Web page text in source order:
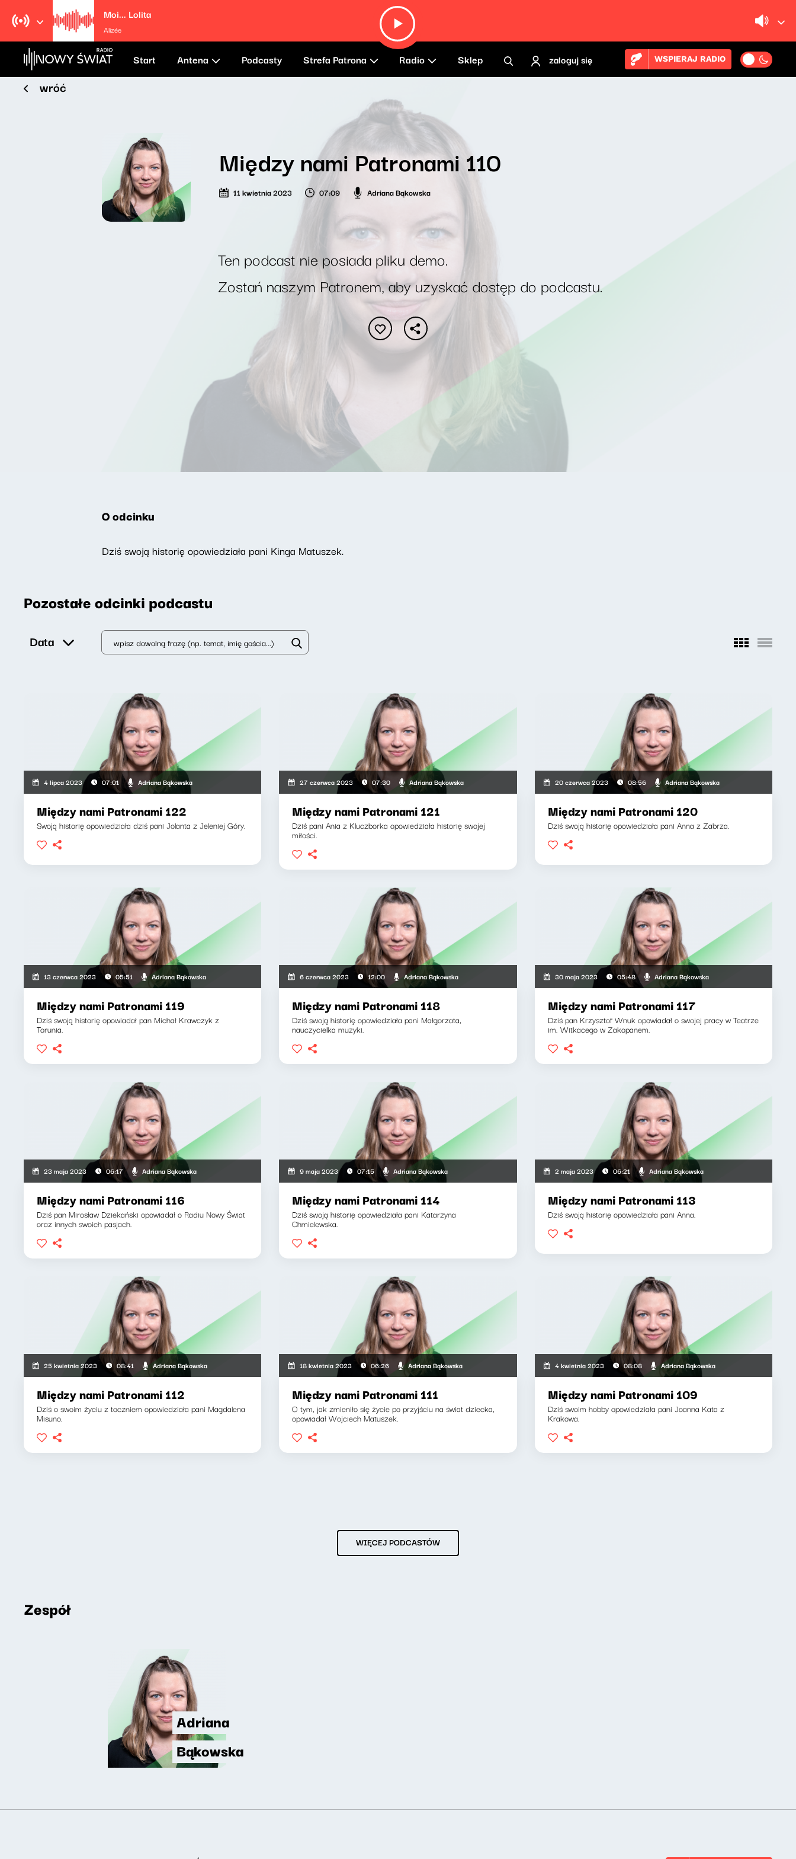
Moi... Lolita
Alizée
Start Antena Podcasty Strefa Patrona Radio Sklep zaloguj się WSPIERAJ RADIO
wróć
Między nami Patronami 110
11 kwietnia 2023 07:09 Adriana Bąkowska
Ten podcast nie posiada pliku demo.
Zostań naszym Patronem, aby uzyskać dostęp do podcastu.
O odcinku
Dziś swoją historię opowiedziała pani Kinga Matuszek.
Pozostałe odcinki podcastu
Data
4 lipca 2023 07:01 Adriana Bąkowska
Między nami Patronami 122
Swoją historię opowiedziała dziś pani Jolanta z Jeleniej Góry.
27 czerwca 2023 07:30 Adriana Bąkowska
Między nami Patronami 121
Dziś pani Ania z Kluczborka opowiedziała historię swojej
miłości.
20 czerwca 2023 08:56 Adriana Bąkowska
Między nami Patronami 120
Dziś swoją historię opowiedziała pani Anna z Zabrza.
13 czerwca 2023 05:51 Adriana Bąkowska
Między nami Patronami 119
Dziś swoją historię opowiadał pan Michał Krawczyk z
Torunia.
6 czerwca 2023 12:00 Adriana Bąkowska
Między nami Patronami 118
Dziś swoją historię opowiedziała pani Małgorzata,
nauczycielka muzyki.
30 maja 2023 05:48 Adriana Bąkowska
Między nami Patronami 117
Dziś pan Krzysztof Wnuk opowiadał o swojej pracy w Teatrze
im. Witkacego w Zakopanem.
23 maja 2023 06:17 Adriana Bąkowska
Między nami Patronami 116
Dziś pan Mirosław Dziekański opowiadał o Radiu Nowy Świat
oraz innych swoich pasjach.
9 maja 2023 07:15 Adriana Bąkowska
Między nami Patronami 114
Dziś swoją historię opowiedziała pani Katarzyna
Chmielewska.
2 maja 2023 06:21 Adriana Bąkowska
Między nami Patronami 113
Dziś swoją historię opowiedziała pani Anna.
25 kwietnia 2023 08:41 Adriana Bąkowska
Między nami Patronami 112
Dziś o swoim życiu z toczniem opowiedziała pani Magdalena
Misuno.
18 kwietnia 2023 06:26 Adriana Bąkowska
Między nami Patronami 111
O tym, jak zmieniło się życie po przyjściu na świat dziecka,
opowiadał Wojciech Matuszek.
4 kwietnia 2023 08:08 Adriana Bąkowska
Między nami Patronami 109
Dziś swoim hobby opowiedziała pani Joanna Kata z
Krakowa.
WIĘCEJ PODCASTÓW
Zespół
Adriana
Bąkowska